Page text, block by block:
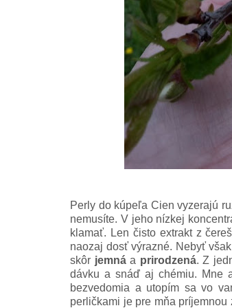
Perly do kúpeľa Cien vyzerajú
nemusíte. V jeho nízkej
klamať. Len čisto extrakt z
naozaj dosť výrazné. Nebyť
skôr jemnáa prirodzená. Z
dávku a snáď aj chémiu. Mne
bezvedomia a utopím sa vo
perličkami je pre mňa